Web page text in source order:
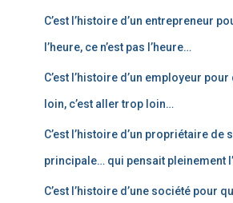
C’est l’histoire d’un entrepreneur
l’heure, ce n’est pas l’heure…
C’est l’histoire d’un employeur
loin, c’est aller trop loin…
C’est l’histoire d’un propriétaire de
principale… qui pensait pleinement
C’est l’histoire d’une société pour